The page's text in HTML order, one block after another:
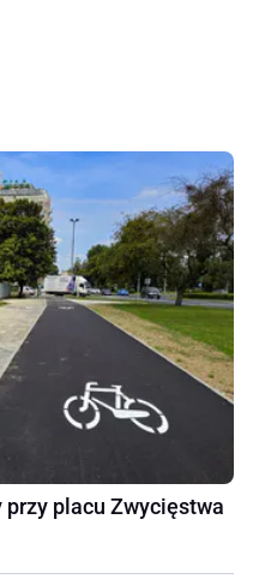
placu Zwycięstwa